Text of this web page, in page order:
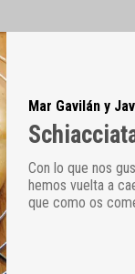
Mar Gavilán y
Con lo que nos
hemos vuelta a
que como os